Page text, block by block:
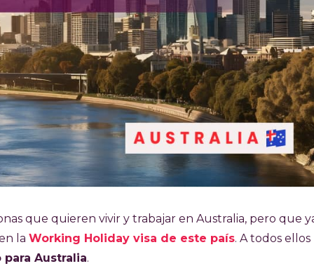
que quieren vivir y trabajar en Australia, pero que
la Working Holiday visa de este país. A todos ellos
Australia.